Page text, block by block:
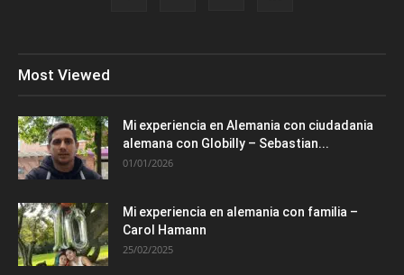
Most Viewed
Mi experiencia en Alemania con ciudadania
alemana con Globilly – Sebastian...
01/01/2026
Mi experiencia en alemania con familia –
Carol Hamann
25/02/2025